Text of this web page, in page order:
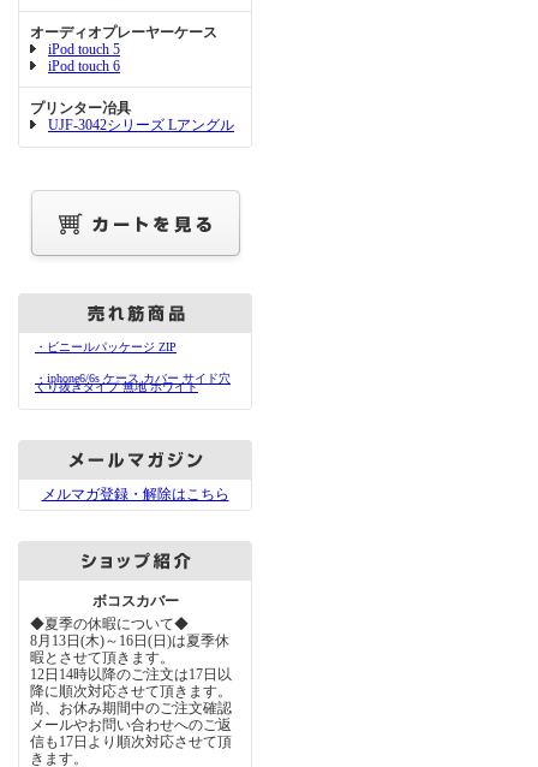
オーディオプレーヤーケース
iPod touch 5
iPod touch 6
プリンター冶具
UJF-3042シリーズ Lアングル
・ビニールパッケージ ZIP
・iphone6/6s ケース カバー サイド穴
くり抜きタイプ 無地 ホワイト
メルマガ登録・解除はこちら
ボコスカバー
◆夏季の休暇について◆
8月13日(木)～16日(日)は夏季休
暇とさせて頂きます。
12日14時以降のご注文は17日以
降に順次対応させて頂きます。
尚、お休み期間中のご注文確認
メールやお問い合わせへのご返
信も17日より順次対応させて頂
きます。